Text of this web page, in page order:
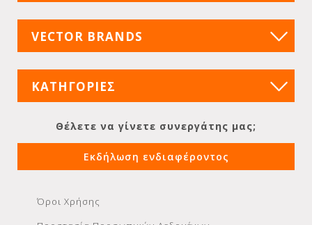
VECTOR BRANDS
ΚΑΤΗΓΟΡΙΕΣ
Θέλετε να γίνετε συνεργάτης μας;
Εκδήλωση ενδιαφέροντος
Όροι Χρήσης